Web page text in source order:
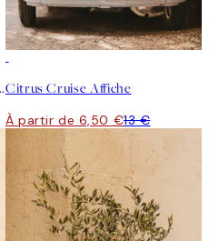
AfficheCitrus Cruise Affiche
À partir de 6,50 €13 €